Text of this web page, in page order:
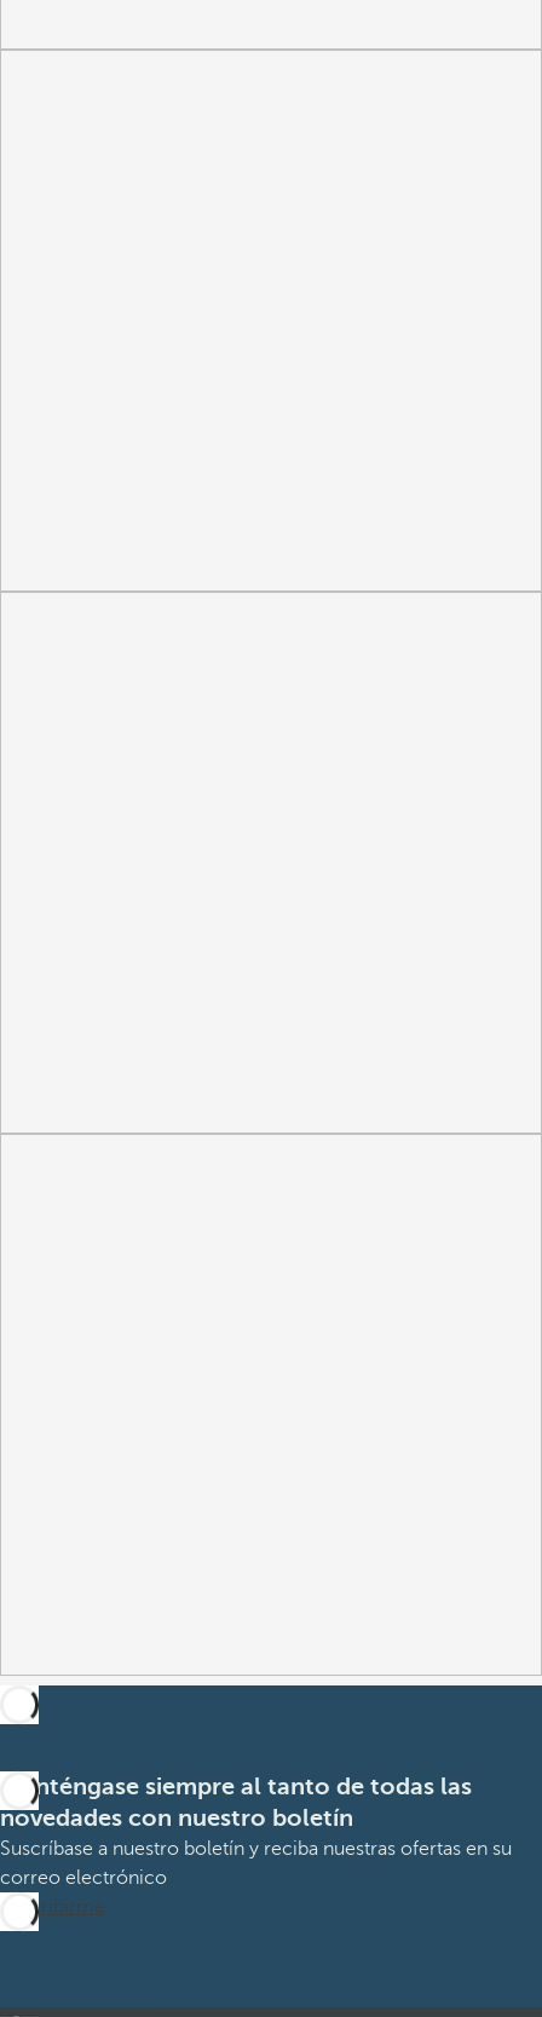
Manténgase siempre al tanto de todas las
novedades con nuestro boletín
Suscríbase a nuestro boletín y reciba nuestras ofertas en su
correo electrónico
Suscribirme